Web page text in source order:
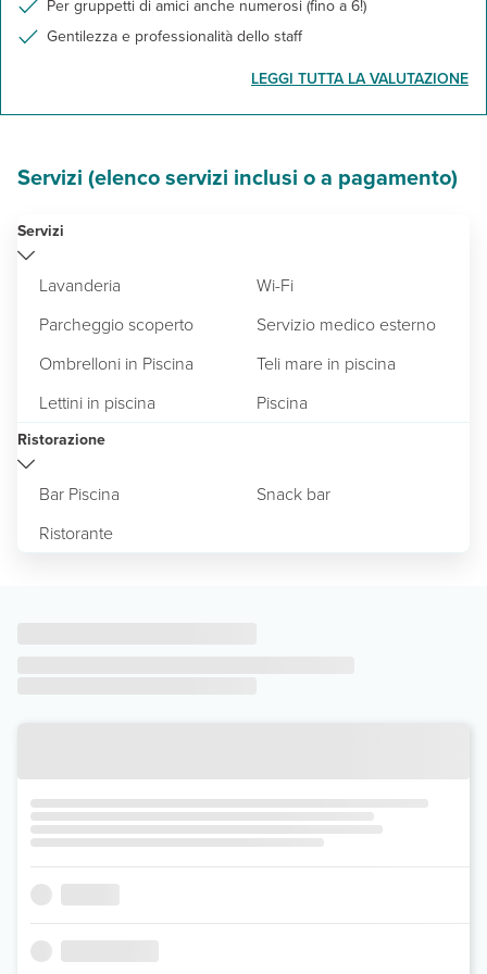
Per gruppetti di amici anche numerosi (fino a 6!)
Gentilezza e professionalità dello staff
LEGGI TUTTA LA VALUTAZIONE
Servizi (elenco servizi inclusi o a pagamento)
Servizi
Lavanderia
Wi-Fi
Parcheggio scoperto
Servizio medico esterno
Ombrelloni in Piscina
Teli mare in piscina
Lettini in piscina
Piscina
Ristorazione
Bar Piscina
Snack bar
Ristorante